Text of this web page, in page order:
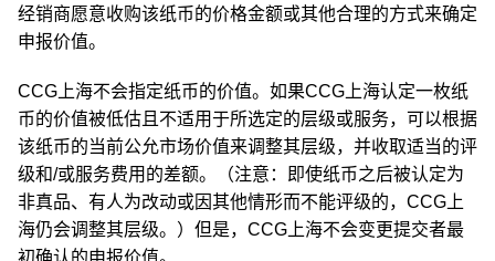
经销商愿意收购该纸币的价格金额或其他合理的方式来确定
申报价值。
CCG上海不会指定纸币的价值。如果CCG上海认定一枚纸
币的价值被低估且不适用于所选定的层级或服务，可以根据
该纸币的当前公允市场价值来调整其层级，并收取适当的评
级和/或服务费用的差额。（注意：即使纸币之后被认定为
非真品、有人为改动或因其他情形而不能评级的，CCG上
海仍会调整其层级。）但是，CCG上海不会变更提交者最
初确认的申报价值。